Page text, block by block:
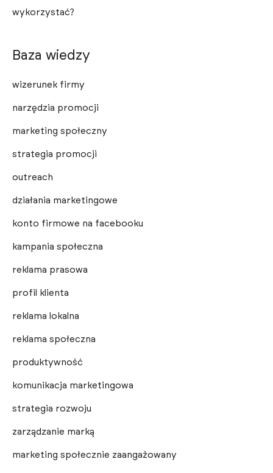
wykorzystać?
Baza wiedzy
wizerunek firmy
narzędzia promocji
marketing społeczny
strategia promocji
outreach
działania marketingowe
konto firmowe na facebooku
kampania społeczna
reklama prasowa
profil klienta
reklama lokalna
reklama społeczna
produktywność
komunikacja marketingowa
strategia rozwoju
zarządzanie marką
marketing społecznie zaangażowany